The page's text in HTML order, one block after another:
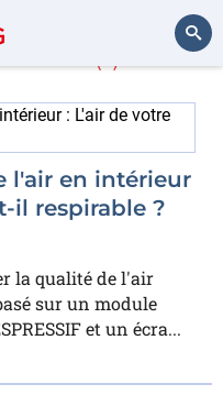
l'air en intérieur
il respirable ?
la qualité de l'air
sur un module
et un écra...